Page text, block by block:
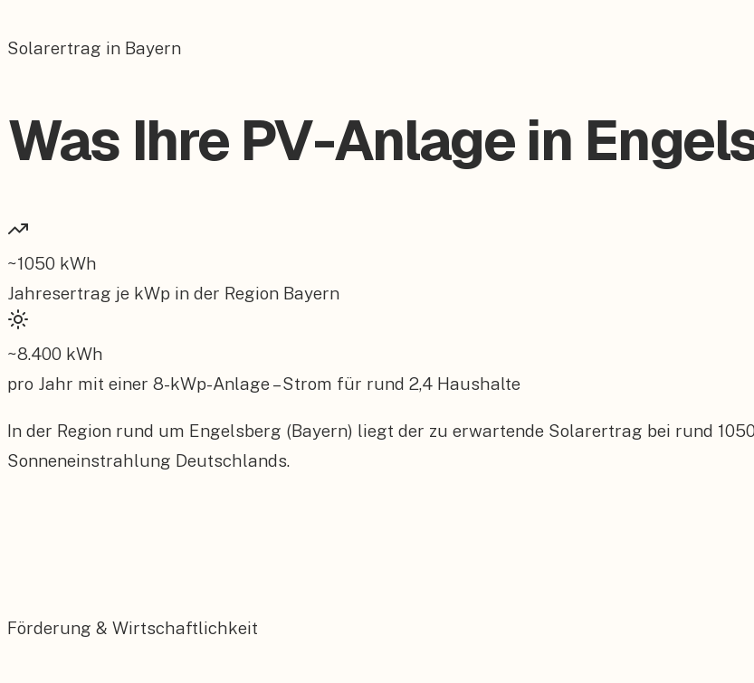
Solarertrag in Bayern
Was Ihre PV-Anlage in
~1050 kWh
Jahresertrag je kWp in der Region Bayern
~8.400 kWh
pro Jahr mit einer 8-kWp-Anlage – Strom für rund 2,4 Haushalte
In der Region rund um Engelsberg (Bayern) liegt der zu erwartende Solarertrag bei rund
Sonneneinstrahlung Deutschlands.
Förderung & Wirtschaftlichkeit